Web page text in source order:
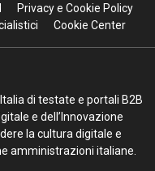
Privacy e Cookie Policy
Cookie Center
di testate e portali B2B
e dell’Innovazione
la cultura digitale e
amministrazioni italiane.